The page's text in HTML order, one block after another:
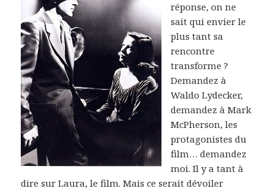
réponse, on ne
sait qui envier le
plus tant sa
rencontre
transforme ?
Demandez à
Waldo Lydecker,
demandez à Mark
McPherson, les
protagonistes du
film… demandez
moi. Il y a tant à
dire sur Laura, le film. Mais ce serait dévoiler